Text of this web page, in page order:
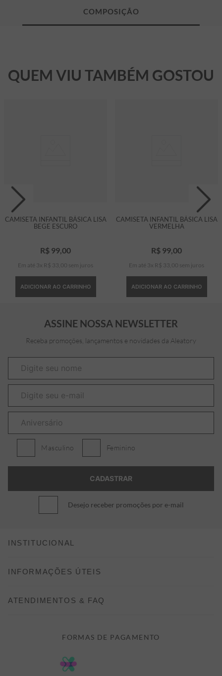
QUEM VIU TAMBÉM GOSTOU
CAMISETA INFANTIL BÁSICA LISA
BEGE ESCURO
R$ 99,00
Em até 3 x R$ 33 00 sem juros
ADICIONAR AO CARRINHO
CAMISETA INFANTIL BÁSICA LISA
VERMELHA
R$ 99,00
Em até 3 x R$ 33 00 sem juros
ADICIONAR AO CARRINHO
ASSINE NOSSA NEWSLETTER
Receba promoções, lançamentos e novidades da Aleatory
Masculino Feminino
Desejo receber promoções por e-mail
INSTITUCIONAL
CONHEÇA A ALEATORY
INFORMAÇÕES ÚTEIS
FORMAS DE PAGAMENTO
POLÍTICA DE PRIVACIDADE
ATENDIMENTOS & FAQ
FORMAS DE PAGAMENTO